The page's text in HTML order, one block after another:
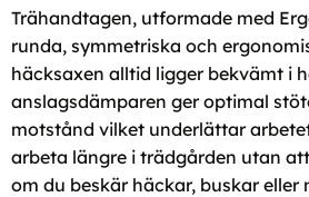
Trähandtagen, utformade med
runda, symmetriska och
häcksaxen alltid ligger bekvämt i
anslagsdämparen ger optimal
motstånd vilket underlättar
arbeta längre i trädgården utan
om du beskär häckar, buskar eller